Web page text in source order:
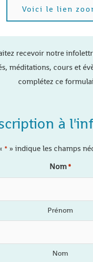
Voici le lien
recevoir notre
méditations, cours et
complétez ce
à
* » indique les champs
Nom*
Prénom
Nom